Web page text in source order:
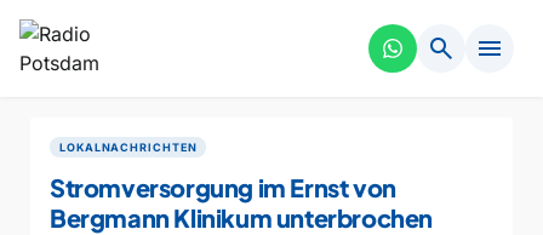
search menu
LOKALNACHRICHTEN
Stromversorgung im Ernst von
Bergmann Klinikum unterbrochen